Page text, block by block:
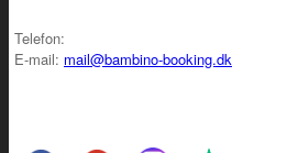
Telefon:
E-mail: mail@bambino-booking.dk